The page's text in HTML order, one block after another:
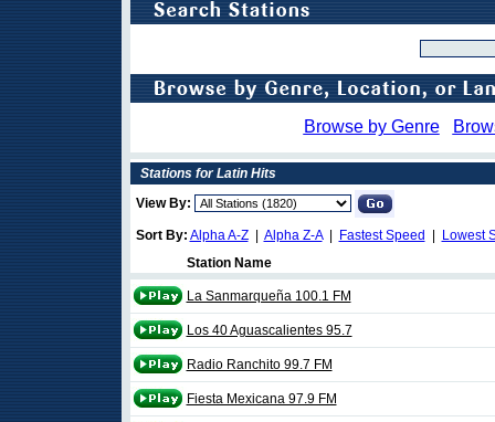
Browse by Genre
Stations for Latin Hits
View By:
Sort By: Alpha A-Z| Alpha Z-A| Fastest Speed
Lowest
Station Name
La Sanmarqueña 100.1 FM
Los 40 Aguascalientes 95.7
Radio Ranchito 99.7 FM
Fiesta Mexicana 97.9 FM